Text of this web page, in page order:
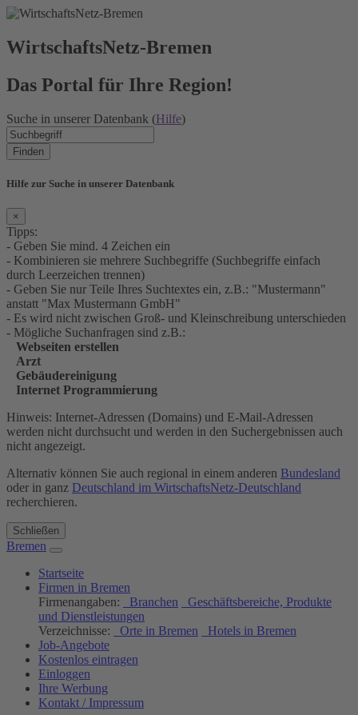
WirtschaftsNetz-Bremen
Das Portal für Ihre Region!
Suche in unserer Datenbank (Hilfe)
Finden
Hilfe zur Suche in unserer Datenbank
×
Tipps:
- Geben Sie mind. 4 Zeichen ein
- Kombinieren sie mehrere Suchbegriffe (Suchbegriffe einfach
durch Leerzeichen trennen)
- Geben Sie nur Teile Ihres Suchtextes ein, z.B.: "Mustermann"
anstatt "Max Mustermann GmbH"
- Es wird nicht zwischen Groß- und Kleinschreibung unterschieden
- Mögliche Suchanfragen sind z.B.:
Webseiten erstellen
Arzt
Gebäudereinigung
Internet Programmierung
Hinweis: Internet-Adressen (Domains) und E-Mail-Adressen
werden nicht durchsucht und werden in den Suchergebnissen auch
nicht angezeigt.
Alternativ können Sie auch regional in einem anderen Bundesland
oder in ganz Deutschland im WirtschaftsNetz-Deutschland
recherchieren.
Schließen
Bremen
Startseite
Firmen in Bremen
Firmenangaben:
Branchen
Geschäftsbereiche, Produkte
und Dienstleistungen
Verzeichnisse:
Orte in Bremen
Hotels in Bremen
Job-Angebote
Kostenlos eintragen
Einloggen
Ihre Werbung
Kontakt / Impressum